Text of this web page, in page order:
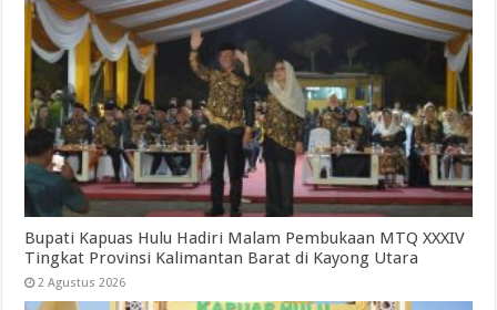
Bupati Kapuas Hulu Hadiri Malam Pembukaan MTQ XXXIV
Tingkat Provinsi Kalimantan Barat di Kayong Utara
2 Agustus 2026